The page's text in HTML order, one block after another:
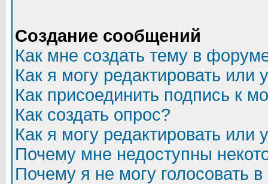
Создание сообщений
Как мне создать тему в
Как я могу редактировать или
Как присоединить подпись к
Как создать опрос?
Как я могу редактировать или
Почему мне недоступны
Почему я не могу голосовать